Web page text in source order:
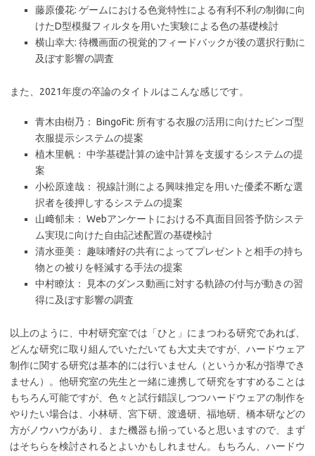
藤原優花: ゲームにおける色覚特性による有利不利の制御に向
けたD型模擬フィルタを用いた実験による色の基礎検討
横山幸大: 待機画面の視覚的フィードバックが後の選択行動に
及ぼす影響の調査
また、2021年度の卒論のタイトルはこんな感じです。
青木由樹乃： BingoFit: 所有する衣服の活用に向けたビンゴ型
衣服提示システムの提案
植木里帆： 中学基礎計算の途中計算を支援するシステムの提
案
小松原達哉： 視線計測による興味推定を用いた優柔不断な選
択者を後押しするシステムの提案
山﨑郁未： Webアンケートにおける不真面目回答予防システ
ム実現に向けた自由記述配置の基礎検討
清水亜美： 趣味嗜好の共有によってプレゼントと相手の持ち
物との被りを軽減する手法の提案
中村瞭汰： 見本のダンス動画に対する軌跡の付与が動きの習
得に及ぼす影響の調査
以上のように、中村研究室では「ひと」にまつわる研究であれば、
どんな研究に取り組んでいただいても大丈夫ですが、ハードウェア
制作に関する研究は基本的には行いません（というか私が指導でき
ません）。他研究室の先生と一緒に連携して研究をすすめることは
もちろん可能ですが、色々と試行錯誤しつつハードウェアの制作を
やりたい場合は、小林研、宮下研、渡邊研、福地研、橋本研などの
方がノウハウがあり、また機器も揃っていると思いますので、まず
はそちらを検討されるとよいかもしれません。もちろん、ハードウ